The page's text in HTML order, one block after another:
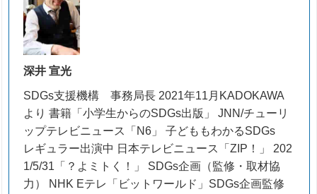
深井 宣光
SDGs支援機構 事務局長 2021年11月KADOKAWA
より 書籍「小学生からのSDGs出版」 JNN/チューリ
ップテレビニュース「N6」 子どももわかるSDGs
レギュラー出演中 日本テレビニュース「ZIP！」 202
1/5/31「？よミトく！」 SDGs企画（監修・取材協
力） NHK Eテレ「ビットワールド」SDGs企画監修